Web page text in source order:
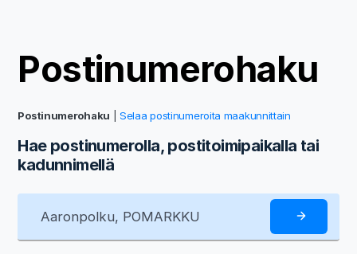
Postinumerohaku
Postinumerohaku |Selaa postinumeroita maakunnittain
Hae postinumerolla, postitoimipaikalla tai
kadunnimellä